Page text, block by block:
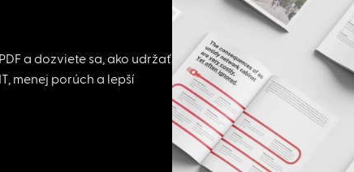
a dozviete sa, ako udržať
menej porúch a lepší